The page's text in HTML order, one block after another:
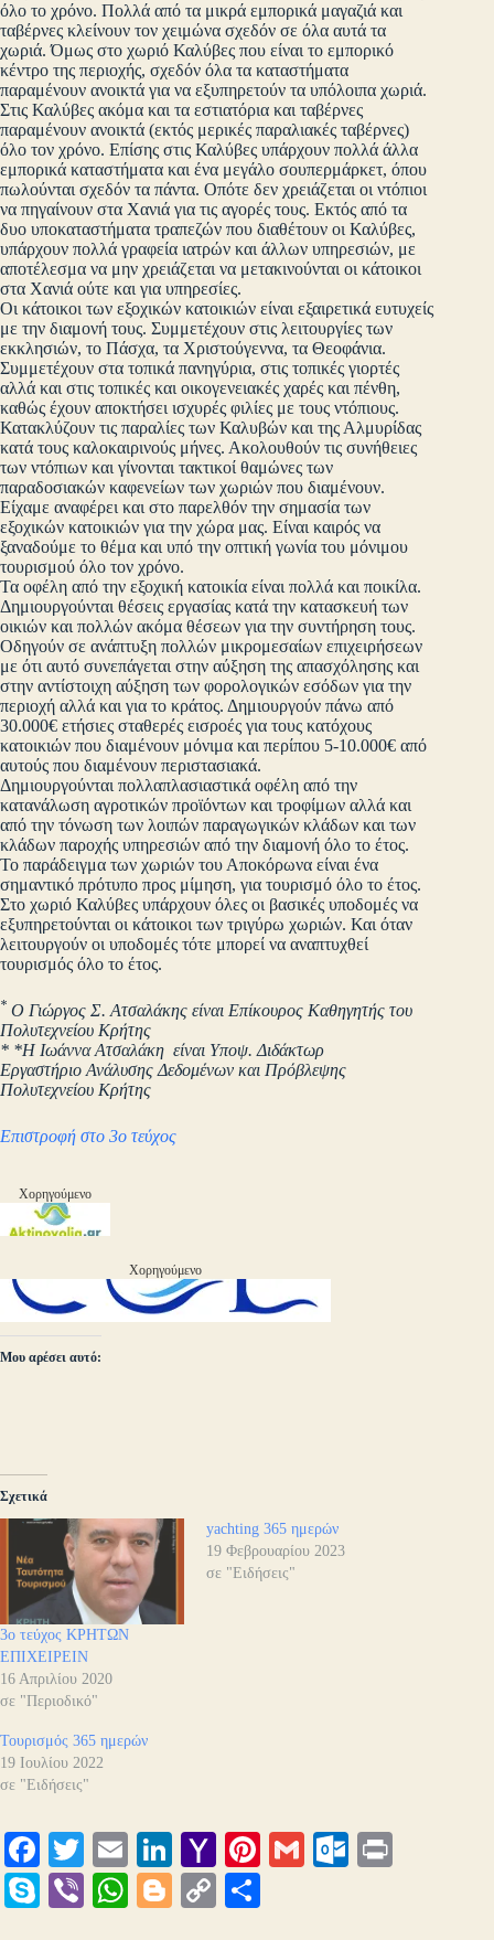
όλο το χρόνο. Πολλά από τα μικρά εμπορικά μαγαζιά και
ταβέρνες κλείνουν τον χειμώνα σχεδόν σε όλα αυτά τα
χωριά. Όμως στο χωριό Καλύβες που είναι το εμπορικό
κέντρο της περιοχής, σχεδόν όλα τα καταστήματα
παραμένουν ανοικτά για να εξυπηρετούν τα υπόλοιπα χωριά.
Στις Καλύβες ακόμα και τα εστιατόρια και ταβέρνες
παραμένουν ανοικτά (εκτός μερικές παραλιακές ταβέρνες)
όλο τον χρόνο. Επίσης στις Καλύβες υπάρχουν πολλά άλλα
εμπορικά καταστήματα και ένα μεγάλο σουπερμάρκετ, όπου
πωλούνται σχεδόν τα πάντα. Οπότε δεν χρειάζεται οι ντόπιοι
να πηγαίνουν στα Χανιά για τις αγορές τους. Εκτός από τα
δυο υποκαταστήματα τραπεζών που διαθέτουν οι Καλύβες,
υπάρχουν πολλά γραφεία ιατρών και άλλων υπηρεσιών, με
αποτέλεσμα να μην χρειάζεται να μετακινούνται οι κάτοικοι
στα Χανιά ούτε και για υπηρεσίες.
Οι κάτοικοι των εξοχικών κατοικιών είναι εξαιρετικά ευτυχείς
με την διαμονή τους. Συμμετέχουν στις λειτουργίες των
εκκλησιών, το Πάσχα, τα Χριστούγεννα, τα Θεοφάνια.
Συμμετέχουν στα τοπικά πανηγύρια, στις τοπικές γιορτές
αλλά και στις τοπικές και οικογενειακές χαρές και πένθη,
καθώς έχουν αποκτήσει ισχυρές φιλίες με τους ντόπιους.
Κατακλύζουν τις παραλίες των Καλυβών και της Αλμυρίδας
κατά τους καλοκαιρινούς μήνες. Ακολουθούν τις συνήθειες
των ντόπιων και γίνονται τακτικοί θαμώνες των
παραδοσιακών καφενείων των χωριών που διαμένουν.
Είχαμε αναφέρει και στο παρελθόν την σημασία των
εξοχικών κατοικιών για την χώρα μας. Είναι καιρός να
ξαναδούμε το θέμα και υπό την οπτική γωνία του μόνιμου
τουρισμού όλο τον χρόνο.
Τα οφέλη από την εξοχική κατοικία είναι πολλά και ποικίλα.
Δημιουργούνται θέσεις εργασίας κατά την κατασκευή των
οικιών και πολλών ακόμα θέσεων για την συντήρηση τους.
Οδηγούν σε ανάπτυξη πολλών μικρομεσαίων επιχειρήσεων
με ότι αυτό συνεπάγεται στην αύξηση της απασχόλησης και
στην αντίστοιχη αύξηση των φορολογικών εσόδων για την
περιοχή αλλά και για το κράτος. Δημιουργούν πάνω από
30.000€ ετήσιες σταθερές εισροές για τους κατόχους
κατοικιών που διαμένουν μόνιμα και περίπου 5-10.000€ από
αυτούς που διαμένουν περιστασιακά.
Δημιουργούνται πολλαπλασιαστικά οφέλη από την
κατανάλωση αγροτικών προϊόντων και τροφίμων αλλά και
από την τόνωση των λοιπών παραγωγικών κλάδων και των
κλάδων παροχής υπηρεσιών από την διαμονή όλο το έτος.
Το παράδειγμα των χωριών του Αποκόρωνα είναι ένα
σημαντικό πρότυπο προς μίμηση, για τουρισμό όλο το έτος.
Στο χωριό Καλύβες υπάρχουν όλες οι βασικές υποδομές να
εξυπηρετούνται οι κάτοικοι των τριγύρω χωριών. Και όταν
λειτουργούν οι υποδομές τότε μπορεί να αναπτυχθεί
τουρισμός όλο το έτος.
* Ο Γιώργος Σ. Ατσαλάκης είναι Επίκουρος Καθηγητής του
Πολυτεχνείου Κρήτης
* *Η Ιωάννα Ατσαλάκη είναι Υποψ. Διδάκτωρ
Εργαστήριο Ανάλυσης Δεδομένων και Πρόβλεψης
Πολυτεχνείου Κρήτης
Επιστροφή στο 3ο τεύχος
Χορηγούμενο
Χορηγούμενο
Μου αρέσει αυτό:
Σχετικά
3ο τεύχος ΚΡΗΤΩΝ
ΕΠΙΧΕΙΡΕΙΝ
16 Απριλίου 2020
σε "Περιοδικό"
yachting 365 ημερών
19 Φεβρουαρίου 2023
σε "Ειδήσεις"
Τουρισμός 365 ημερών
19 Ιουλίου 2022
σε "Ειδήσεις"
Fa
ce
bo
T
wi
tte
E
m
ail
Li
nk
ed
Y
ah
oo
Pi G
O
S
Vi W Bl C